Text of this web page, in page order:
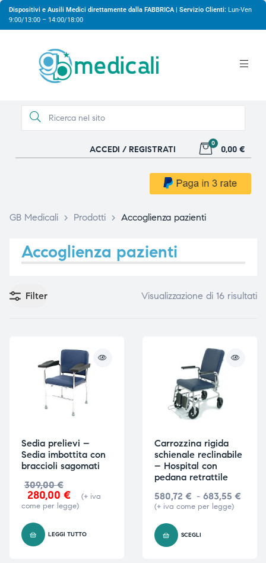
Dispositivi e Ausili Medici direttamente dalla FABBRICA | Servizio Clienti: Lun-Ven
9:00/13:00 – 14:00/18:00
ACCEDI / REGISTRATI
0
0,00 €
GB Medicali > Prodotti > Accoglienza pazienti
Accoglienza pazienti
Filter Visualizzazione di 16 risultati
Sedia prelievi –
Sedia imbottita con
braccioli sagomati
309,00€
280,00 €
(+ iva
come per legge)
LEGGI TUTTO
Carrozzina rigida
schienale reclinabile
– Hospital con
pedana retrattile
580,72 € - 683,55 €
(+ iva come per legge)
SCEGLI